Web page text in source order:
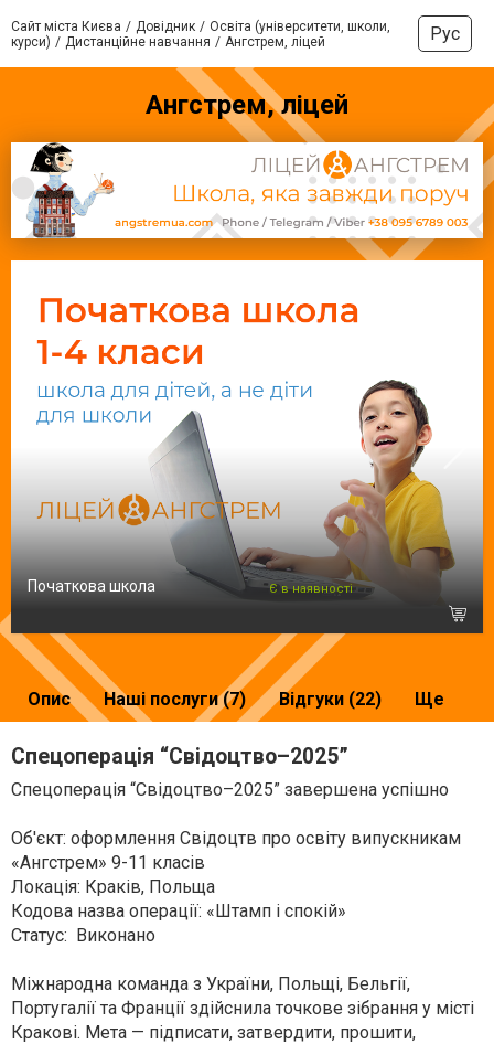
Сайт міста Києва Довідник
Освіта (університети, школи,
курси)
Дистанційне навчання Ангстрем, ліцей Рус
Ангстрем, ліцей
Початкова школа Є в наявності
Опис Наші послуги (7) Відгуки (22) Ще
Спецоперація “Свідоцтво–2025”
Спецоперація “Свідоцтво–2025” завершена успішно
Об'єкт: оформлення Свідоцтв про освіту випускникам
«Ангстрем» 9-11 класів
Локація: Краків, Польща
Кодова назва операції: «Штамп і спокій»
Статус: Виконано
Міжнародна команда з України, Польщі, Бельгії,
Португалії та Франції здійснила точкове зібрання у місті
Кракові. Мета — підписати, затвердити, прошити,